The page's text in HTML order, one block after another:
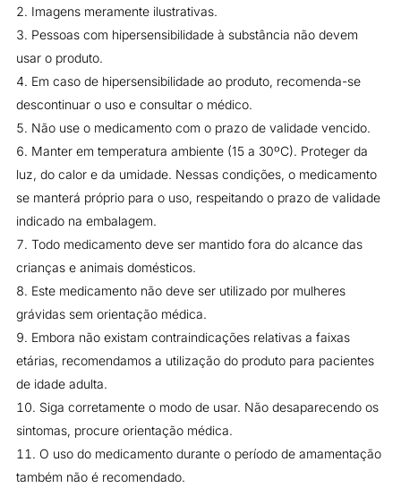
Imagens meramente ilustrativas.
Pessoas com hipersensibilidade à substância não devem
usar o produto.
Em caso de hipersensibilidade ao produto, recomenda-se
descontinuar o uso e consultar o médico.
Não use o medicamento com o prazo de validade vencido.
Manter em temperatura ambiente (15 a 30ºC). Proteger da
luz, do calor e da umidade. Nessas condições, o medicamento
se manterá próprio para o uso, respeitando o prazo de validade
indicado na embalagem.
Todo medicamento deve ser mantido fora do alcance das
crianças e animais domésticos.
Este medicamento não deve ser utilizado por mulheres
grávidas sem orientação médica.
Embora não existam contraindicações relativas a faixas
etárias, recomendamos a utilização do produto para pacientes
de idade adulta.
Siga corretamente o modo de usar. Não desaparecendo os
sintomas, procure orientação médica.
O uso do medicamento durante o período de amamentação
também não é recomendado.